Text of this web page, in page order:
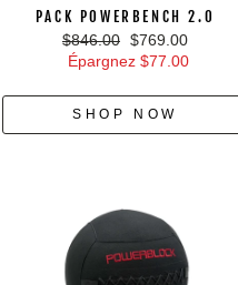
PACK POWERBENCH 2.0
Prix
régulier
$846.00 Prix
réduit
$769.00
Épargnez $77.00
SHOP NOW